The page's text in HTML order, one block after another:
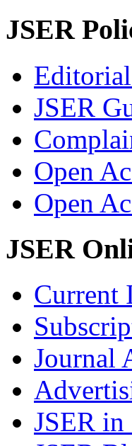
JSER
JSER
Open
Open
JSER
Current
Journal
JSER in